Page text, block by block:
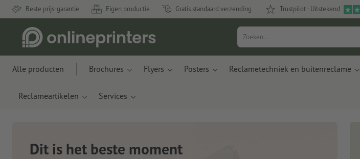
Beste prijs-garantie Eigen productie Gratis standaard verzending Trustpilot - Uitstekend
Alle producten Brochures Flyers Posters Reclametechniek en buitenreclame
Reclameartikelen Services
Nieuwe notitieboeken